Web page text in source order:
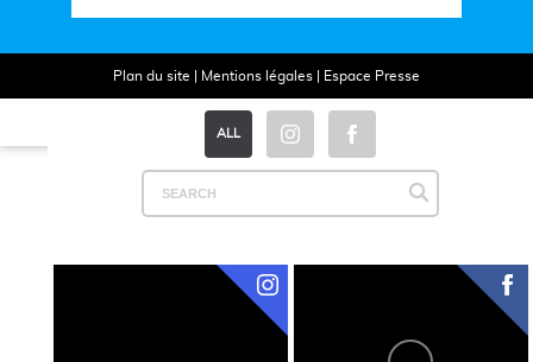
ALL
Plan du site Mentions légales| Espace Presse